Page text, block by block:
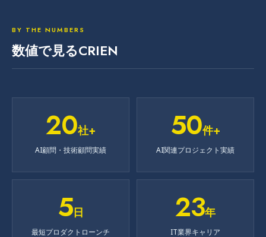
BY THE NUMBERS
数値で見るCRIEN
20社+
AI顧問・技術顧問実績
50件+
AI関連プロジェクト実績
5日
最短プロダクトローンチ
23年
IT業界キャリア